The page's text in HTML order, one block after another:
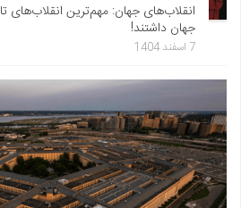
انقلاب‌های جهان: مهم‌ترین انقلاب‌های
جهان داشتند!
7 اسفند 1404